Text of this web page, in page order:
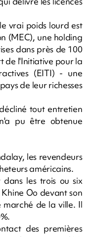
vrai poids lourd est
(MEC), une holding
dans près de 100
de l'Initiative pour la
(EITI) - une
de leur richesses
tout entretien
pu être obtenue
les revendeurs
américains.
les trois ou six
Oo devant son
marché de la ville. Il
des premières